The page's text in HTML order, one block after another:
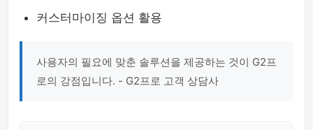
커스터마이징 옵션 활용
사용자의 필요에 맞춘 솔루션을 제공하는 것이 G2프
로의 강점입니다. - G2프로 고객 상담사